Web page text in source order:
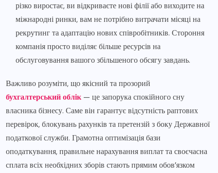
різко виростає, ви відкриваєте нові філії або виходите на
міжнародні ринки, вам не потрібно витрачати місяці на
рекрутинг та адаптацію нових співробітників. Стороння
компанія просто виділяє більше ресурсів на
обслуговування вашого збільшеного обсягу завдань.
Важливо розуміти, що якісний та прозорий
бухгалтерський облік— це запорука спокійного сну
власника бізнесу. Саме він гарантує відсутність раптових
перевірок, блокувань рахунків та претензій з боку Державної
податкової служби. Грамотна оптимізація бази
оподаткування, правильне нарахування виплат та своєчасна
сплата всіх необхідних зборів стають прямим обов’язком